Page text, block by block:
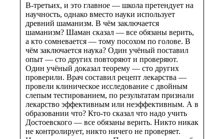
В-третьих, и это главное — школа претендует на
научность, однако вместо науки использует
древний шаманизм. В чём заключается
шаманизм? Шаман сказал — все обязаны верить,
а кто сомневается — тому посохом по голове. В
чём заключается наука? Один учёный поставил
опыт — сто других повторяют и проверяют.
Один учёный доказал теорему — сто других
проверили. Врач составил рецепт лекарства —
провели клиническое исследование с двойным
слепым тестированием, по результатам признали
лекарство эффективным или неэффективным. А в
образовании что? Кто-то сказал что надо учить
Достоевского — все обязаны верить. Никто никак
не контролирует, никто ничего не проверяет.